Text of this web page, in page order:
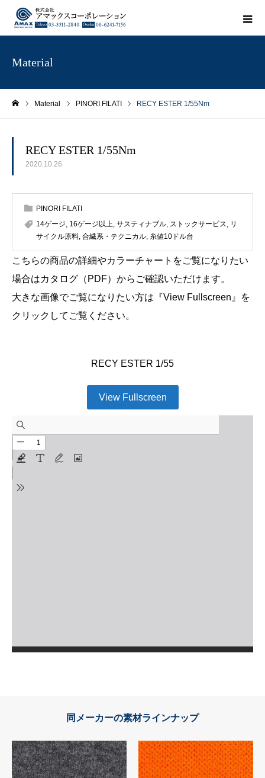
Material
Material PINORI FILATI RECY ESTER 1/55Nm
RECY ESTER 1/55Nm
2020.10.26
PINORI FILATI
14ゲージ, 16ゲージ以上, サスティナブル, ストックサービス, リ
サイクル原料, 合繊系・テクニカル, 糸値10ドル台
こちらの商品の詳細やカラーチャートをご覧になりたい
場合はカタログ（PDF）からご確認いただけます。
大きな画像でご覧になりたい方は『View Fullscreen』を
クリックしてご覧ください。
RECY ESTER 1/55
View Fullscreen
同メーカーの素材ラインナップ